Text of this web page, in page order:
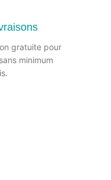
gratuite pour
minimum
– Bidon 5L